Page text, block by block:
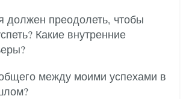
должен преодолеть, чтобы
Какие внутренние
между моими успехами в